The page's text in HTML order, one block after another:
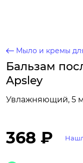
Мыло и кремы
Бальзам
Apsley
Увлажняющий, 5
368 ₽